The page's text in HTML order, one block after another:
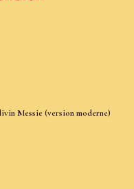
Messie (version moderne)